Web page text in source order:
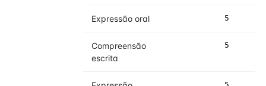
Expressão oral 5
Compreensão
escrita
5